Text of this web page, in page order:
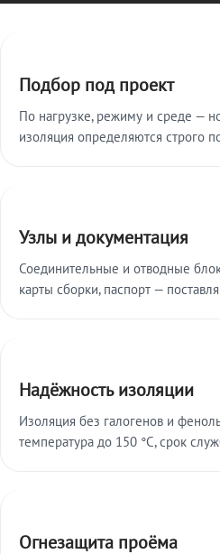
Подбор под проект
По нагрузке, режиму и среде —
изоляция определяются строго
Узлы и документация
Соединительные и отводные
карты сборки, паспорт —
Надёжность изоляции
Изоляция без галогенов и
температура до 150 °C, срок
Огнезащита проёма